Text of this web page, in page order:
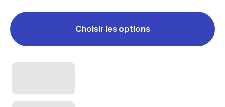
Choisir les options